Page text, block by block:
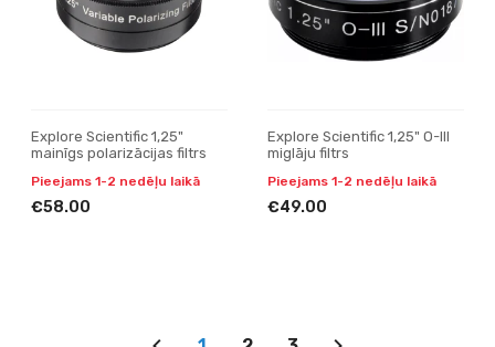
Explore Scientific 1,25"
mainīgs polarizācijas filtrs
Pieejams 1-2 nedēļu laikā
€58.00
Explore Scientific 1,25" O-III
miglāju filtrs
Pieejams 1-2 nedēļu laikā
€49.00